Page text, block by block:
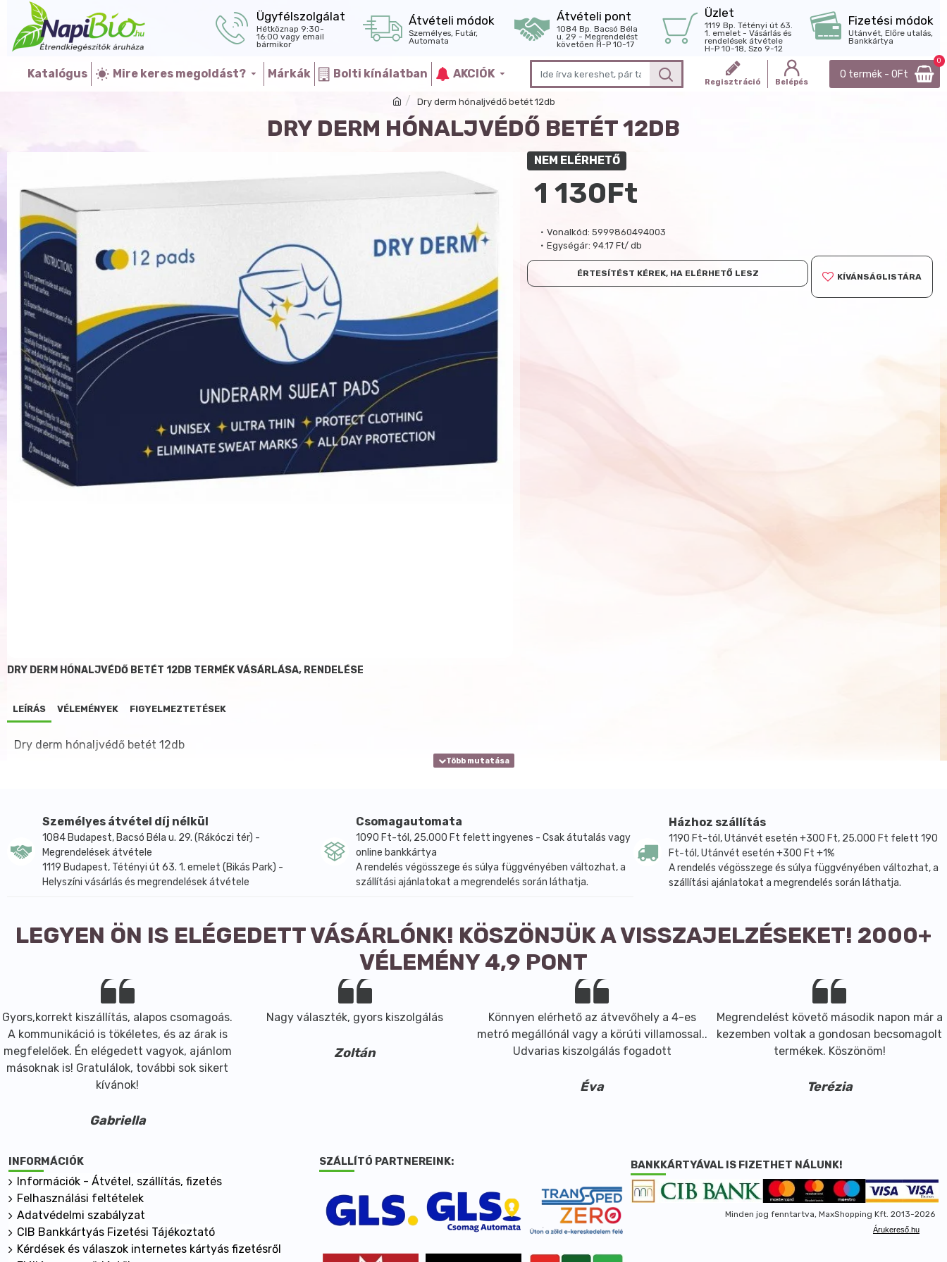
Ügyfélszolgálat
Hétköznap 9:30-
16:00 vagy email
bármikor
Átvételi módok
Személyes, Futár,
Automata
Átvételi pont
1084 Bp. Bacsó Béla
u. 29 - Megrendelést
követően H-P 10-17
Üzlet
1119 Bp. Tétényi út 63.
1. emelet - Vásárlás és
rendelések átvétele
H-P 10-18, Szo 9-12
Fizetési módok
Utánvét, Előre utalás,
Bankkártya
Katalógus Mire keres megoldást? Márkák Bolti kínálatban AKCIÓK
Regisztráció Belépés
0 termék - 0Ft
0
Dry derm hónaljvédő betét 12db
DRY DERM HÓNALJVÉDŐ BETÉT 12DB
Vonalkód: 5999860494003
Egységár: 94.17 Ft/ db
NEM ELÉRHETŐ
1 130Ft
ÉRTESÍTÉST KÉREK, HA ELÉRHETŐ LESZ KÍVÁNSÁGLISTÁRA
DRY DERM HÓNALJVÉDŐ BETÉT 12DB TERMÉK VÁSÁRLÁSA, RENDELÉSE
LEÍRÁS VÉLEMÉNYEK FIGYELMEZTETÉSEK
Dry derm hónaljvédő betét 12db
Személyes átvétel díj nélkül
1084 Budapest, Bacsó Béla u. 29. (Rákóczi tér) -
Megrendelések átvétele
1119 Budapest, Tétényi út 63. 1. emelet (Bikás Park) -
Helyszíni vásárlás és megrendelések átvétele
Csomagautomata
1090 Ft-tól, 25.000 Ft felett ingyenes - Csak átutalás vagy
online bankkártya
A rendelés végösszege és súlya függvényében változhat, a
szállítási ajánlatokat a megrendelés során láthatja.
Házhoz szállítás
1190 Ft-tól, Utánvét esetén +300 Ft, 25.000 Ft felett 190
Ft-tól, Utánvét esetén +300 Ft +1%
A rendelés végösszege és súlya függvényében változhat, a
szállítási ajánlatokat a megrendelés során láthatja.
LEGYEN ÖN IS ELÉGEDETT VÁSÁRLÓNK! KÖSZÖNJÜK A VISSZAJELZÉSEKET! 2000+
VÉLEMÉNY 4,9 PONT
Gyors,korrekt kiszállítás, alapos csomagoás.
A kommunikáció is tökéletes, és az árak is
megfelelőek. Én elégedett vagyok, ajánlom
másoknak is! Gratulálok, további sok sikert
kívánok!
Gabriella
Nagy választék, gyors kiszolgálás
Zoltán
Könnyen elérhető az átvevőhely a 4-es
metró megállónál vagy a körúti villamossal..
Udvarias kiszolgálás fogadott
Éva
Megrendelést követő második napon már a
kezemben voltak a gondosan becsomagolt
termékek. Köszönöm!
Terézia
INFORMÁCIÓK
Információk - Átvétel, szállítás, fizetés
Felhasználási feltételek
Adatvédelmi szabályzat
CIB Bankkártyás Fizetési Tájékoztató
Kérdések és válaszok internetes kártyás fizetésről
SZÁLLÍTÓ PARTNEREINK: BANKKÁRTYÁVAL IS FIZETHET NÁLUNK!
Minden jog fenntartva, MaxShopping Kft. 2013-2026
Árukereső.hu